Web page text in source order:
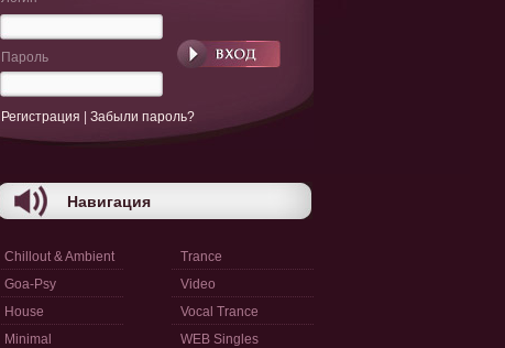
Пароль
Регистрация Забыли пароль?
Навигация
Chillout & Ambient
Goa-Psy
House
Minimal
Trance
Video
Vocal Trance
WEB Singles